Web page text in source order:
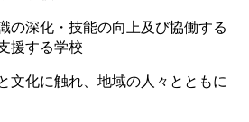
の深化・技能の向上及び協働する
援する学校
文化に触れ、地域の人々とともに